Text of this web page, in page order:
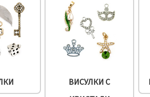
ВИСУЛКИ С